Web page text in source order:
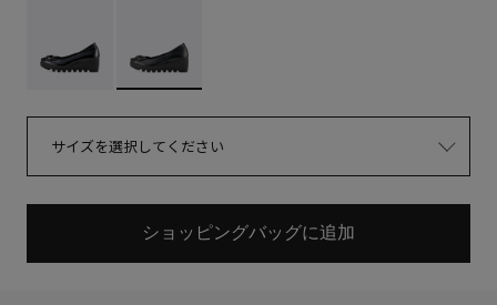
サイズを選択してください
ショッピングバッグに追加